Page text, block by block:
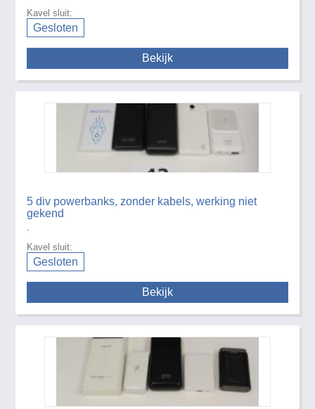
Kavel sluit:
Gesloten
Bekijk
5 div powerbanks, zonder kabels, werking niet
gekend
Kavel sluit:
Gesloten
Bekijk